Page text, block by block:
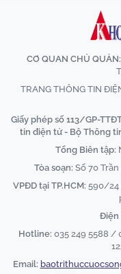
CƠ QUAN CHỦ QUẢN:
TRANG THÔNG TIN
Giấy phép số 113/GP-
tin điện tử - Bộ Thông
Tổng Biên tập:
Tòa soạn: Số 70
VPĐD tại TP.HCM: 590/24
Điện
Hotline: 035 249 5588 /
Email: